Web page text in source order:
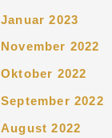
Januar 2023
November 2022
Oktober 2022
September 2022
August 2022